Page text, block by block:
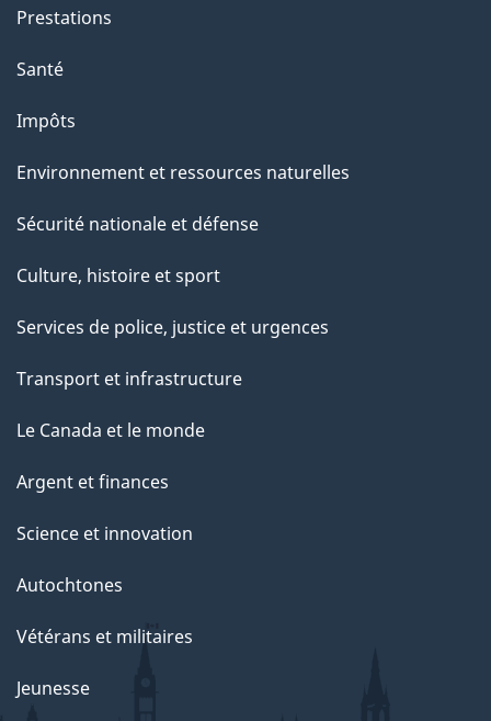
Prestations
Santé
Impôts
Environnement et ressources naturelles
Sécurité nationale et défense
Culture, histoire et sport
Services de police, justice et urgences
Transport et infrastructure
Le Canada et le monde
Argent et finances
Science et innovation
Autochtones
Vétérans et militaires
Jeunesse